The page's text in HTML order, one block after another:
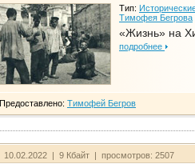
Тип:
Тимофея Бегрова
«Жизнь» на
подробнее
Предоставлено: Тимофей Бегров
10.02.2022 | 9 Кбайт | просмотров: 2507